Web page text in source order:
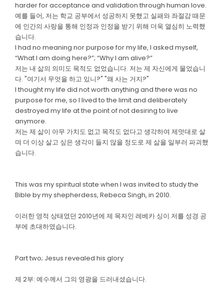
harder for acceptance and validation through human love.
예를 들어, 저는 학교 공부에서 성공하지 못했고 실패와 좌절감 때문
에 인간의 사랑을 통해 인정과 인정을 받기 위해 더욱 열심히 노력했
습니다.
I had no meaning nor purpose for my life, I asked myself,
“What I am doing here?”; “Why I am alive?”
저는 내 삶의 의미도 목적도 없었습니다. 저는 제 자신에게 물었습니
다. "여기서 무엇을 하고 있니?" "왜 사는 거지?"
I thought my life did not worth anything and there was no
purpose for me, so I lived to the limit and deliberately
destroyed my life at the point of not desiring to live
anymore.
저는 제 삶이 아무 가치도 없고 목적도 없다고 생각하여 제멋대로 살
며 더 이상 살고 싶은 생각이 들지 않을 정도로 제 삶을 일부러 파괴했
습니다.
This was my spiritual state when I was invited to study the
Bible by my shepherdess, Rebeca Singh, in 2010.
이러한 영적 상태였던 2010년에 제 목자인 레베카 싱이 저를 성경 공
부에 초대하였습니다.
Part two; Jesus revealed his glory
제 2부: 예수께서 그의 영광을 드러내셨습니다.